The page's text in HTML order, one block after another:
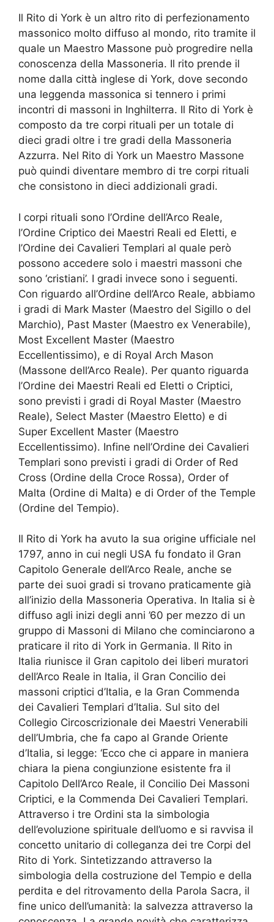
Il Rito di York è un altro rito di perfezionamento
massonico molto diffuso al mondo, rito tramite il
quale un Maestro Massone può progredire nella
conoscenza della Massoneria. Il rito prende il
nome dalla città inglese di York, dove secondo
una leggenda massonica si tennero i primi
incontri di massoni in Inghilterra. Il Rito di York è
composto da tre corpi rituali per un totale di
dieci gradi oltre i tre gradi della Massoneria
Azzurra. Nel Rito di York un Maestro Massone
può quindi diventare membro di tre corpi rituali
che consistono in dieci addizionali gradi.
I corpi rituali sono l’Ordine dell’Arco Reale,
l’Ordine Criptico dei Maestri Reali ed Eletti, e
l’Ordine dei Cavalieri Templari al quale però
possono accedere solo i maestri massoni che
sono ‘cristiani’. I gradi invece sono i seguenti.
Con riguardo all’Ordine dell’Arco Reale, abbiamo
i gradi di Mark Master (Maestro del Sigillo o del
Marchio), Past Master (Maestro ex Venerabile),
Most Excellent Master (Maestro
Eccellentissimo), e di Royal Arch Mason
(Massone dell’Arco Reale). Per quanto riguarda
l’Ordine dei Maestri Reali ed Eletti o Criptici,
sono previsti i gradi di Royal Master (Maestro
Reale), Select Master (Maestro Eletto) e di
Super Excellent Master (Maestro
Eccellentissimo). Infine nell’Ordine dei Cavalieri
Templari sono previsti i gradi di Order of Red
Cross (Ordine della Croce Rossa), Order of
Malta (Ordine di Malta) e di Order of the Temple
(Ordine del Tempio).
Il Rito di York ha avuto la sua origine ufficiale nel
1797, anno in cui negli USA fu fondato il Gran
Capitolo Generale dell’Arco Reale, anche se
parte dei suoi gradi si trovano praticamente già
all’inizio della Massoneria Operativa. In Italia si è
diffuso agli inizi degli anni ’60 per mezzo di un
gruppo di Massoni di Milano che cominciarono a
praticare il rito di York in Germania. Il Rito in
Italia riunisce il Gran capitolo dei liberi muratori
dell’Arco Reale in Italia, il Gran Concilio dei
massoni criptici d’Italia, e la Gran Commenda
dei Cavalieri Templari d’Italia. Sul sito del
Collegio Circoscrizionale dei Maestri Venerabili
dell’Umbria, che fa capo al Grande Oriente
d’Italia, si legge: ‘Ecco che ci appare in maniera
chiara la piena congiunzione esistente fra il
Capitolo Dell’Arco Reale, il Concilio Dei Massoni
Criptici, e la Commenda Dei Cavalieri Templari.
Attraverso i tre Ordini sta la simbologia
dell’evoluzione spirituale dell’uomo e si ravvisa il
concetto unitario di colleganza dei tre Corpi del
Rito di York. Sintetizzando attraverso la
simbologia della costruzione del Tempio e della
perdita e del ritrovamento della Parola Sacra, il
fine unico dell’umanità: la salvezza attraverso la